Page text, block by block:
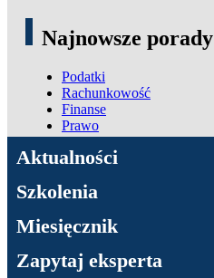
Najnowsze porady
Podatki
Rachunkowość
Finanse
Prawo
ADN Podatki
Aktualności
Szkolenia
Miesięcznik
Zapytaj eksperta